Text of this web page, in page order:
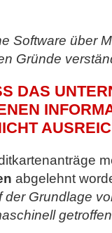
Software über
Gründe
DAS
abgelehnt
Grundlage